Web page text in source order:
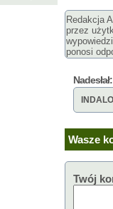
Redakcja
przez
ponosi
Nadesłał:
INDALO
Wasze
Twój